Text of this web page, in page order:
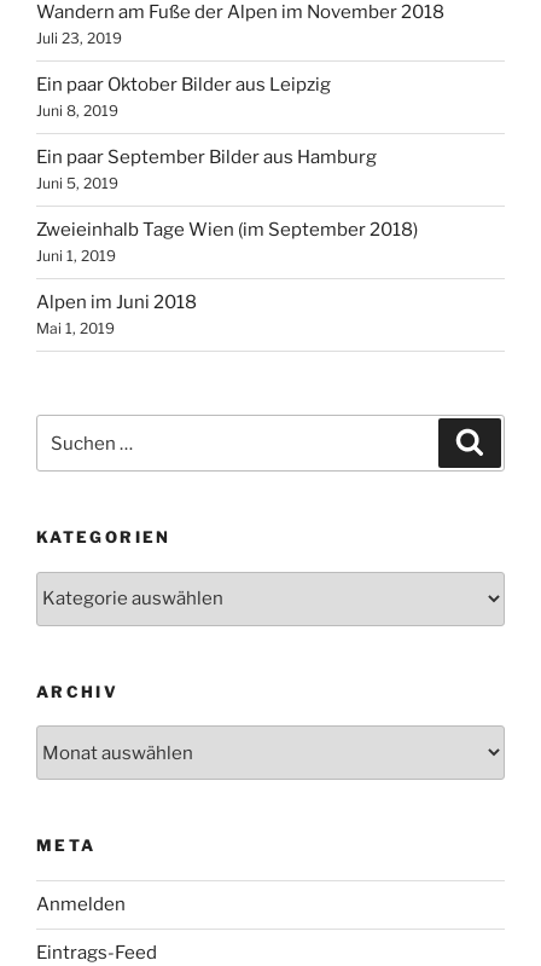
Wandern am Fuße der Alpen im November 2018
Juli 23, 2019
Ein paar Oktober Bilder aus Leipzig
Juni 8, 2019
Ein paar September Bilder aus Hamburg
Juni 5, 2019
Zweieinhalb Tage Wien (im September 2018)
Juni 1, 2019
Alpen im Juni 2018
Mai 1, 2019
nach:
KATEGORIEN
ARCHIV
META
Anmelden
Eintrags-Feed